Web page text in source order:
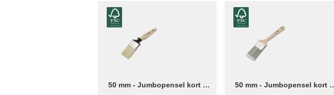
50 mm - Jumbopensel kort –
50 mm - Jumbopensel kort –